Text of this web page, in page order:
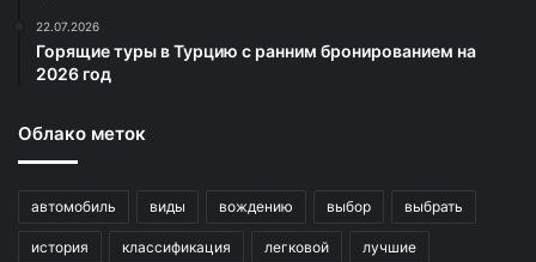
22.07.2026
Горящие туры в Турцию с ранним бронированием на
2026 год
Облако меток
автомобиль виды вождению выбор выбрать
история классификация легковой лучшие